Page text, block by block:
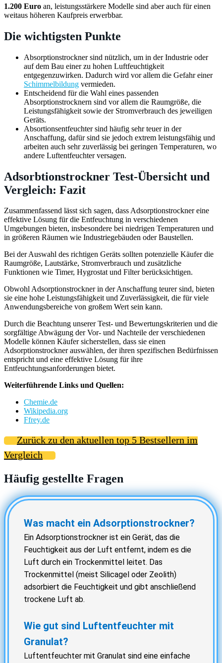
1.200 Euro an, leistungsstärkere Modelle sind aber auch für einen
weitaus höheren Kaufpreis erwerbbar.
Die wichtigsten Punkte
Absorptionstrockner sind nützlich, um in der Industrie oder
auf dem Bau einer zu hohen Luftfeuchtigkeit
entgegenzuwirken. Dadurch wird vor allem die Gefahr einer
Schimmelbildung vermieden.
Entscheidend für die Wahl eines passenden
Absorptionstrocknern sind vor allem die Raumgröße, die
Leistungsfähigkeit sowie der Stromverbrauch des jeweiligen
Geräts.
Absortionsentfeuchter sind häufig sehr teuer in der
Anschaffung, dafür sind sie jedoch extrem leistungsfähig und
arbeiten auch sehr zuverlässig bei geringen Temperaturen, wo
andere Luftentfeuchter versagen.
Adsorbtionstrockner Test-Übersicht und
Vergleich: Fazit
Zusammenfassend lässt sich sagen, dass Adsorptionstrockner eine
effektive Lösung für die Entfeuchtung in verschiedenen
Umgebungen bieten, insbesondere bei niedrigen Temperaturen und
in größeren Räumen wie Industriegebäuden oder Baustellen.
Bei der Auswahl des richtigen Geräts sollten potenzielle Käufer die
Raumgröße, Lautstärke, Stromverbrauch und zusätzliche
Funktionen wie Timer, Hygrostat und Filter berücksichtigen.
Obwohl Adsorptionstrockner in der Anschaffung teurer sind, bieten
sie eine hohe Leistungsfähigkeit und Zuverlässigkeit, die für viele
Anwendungsbereiche von großem Wert sein kann.
Durch die Beachtung unserer Test- und Bewertungskriterien und die
sorgfältige Abwägung der Vor- und Nachteile der verschiedenen
Modelle können Käufer sicherstellen, dass sie einen
Adsorptionstrockner auswählen, der ihren spezifischen Bedürfnissen
entspricht und eine effektive Lösung für ihre
Entfeuchtungsanforderungen bietet.
Weiterführende Links und Quellen:
Chemie.de
Wikipedia.org
Ffrey.de
Zurück zu den aktuellen top 5 Bestsellern im
Vergleich
Häufig gestellte Fragen
Was macht ein Adsorptionstrockner?
Ein Adsorptionstrockner ist ein Gerät, das die
Feuchtigkeit aus der Luft entfernt, indem es die
Luft durch ein Trockenmittel leitet. Das
Trockenmittel (meist Silicagel oder Zeolith)
adsorbiert die Feuchtigkeit und gibt anschließend
trockene Luft ab.
Wie gut sind Luftentfeuchter mit
Granulat?
Luftentfeuchter mit Granulat sind eine einfache